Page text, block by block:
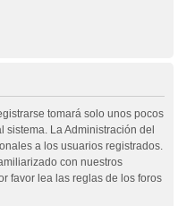
tomará solo unos pocos
sistema. La Administración del
a los usuarios registrados.
con nuestros
favor lea las reglas de los foros